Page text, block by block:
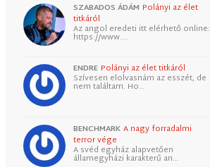
SZABADOS ÁDÁM Polányi az élet
titkáról
Az angol eredeti itt elérhető online:
https://www.…
ENDRE Polányi az élet titkáról
Szívesen elolvasnám az esszét, de
nem találtam. Ho…
BENCHMARK A nagy forradalmi
terror vége
A svéd egyház alapvetően
államegyházi karakterű an…